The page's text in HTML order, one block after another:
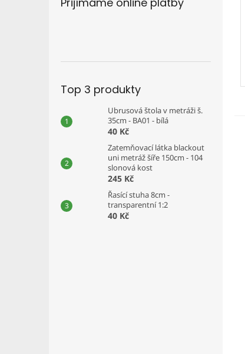
Top 3 produkty
Ubrusová štola v metráži š.
35cm - BA01 - bílá
40 Kč
Zatemňovací látka blackout
uni metráž šíře 150cm - 104
slonová kost
245 Kč
Řasící stuha 8cm -
transparentní 1:2
40 Kč